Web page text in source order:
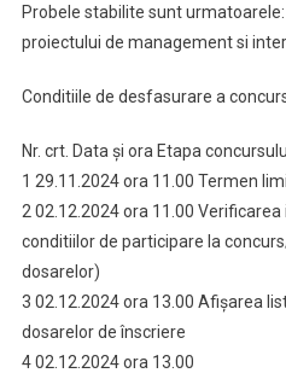
Probele stabilite sunt
proiectului de management si
Conditiile de desfasurare a
Nr. crt. Data şi ora Etapa
1 29.11.2024 ora 11.00 Termen
2 02.12.2024 ora 11.00
conditiilor de participare la
dosarelor)
3 02.12.2024 ora 13.00 Afişarea
dosarelor de înscriere
4 02.12.2024 ora 13.00